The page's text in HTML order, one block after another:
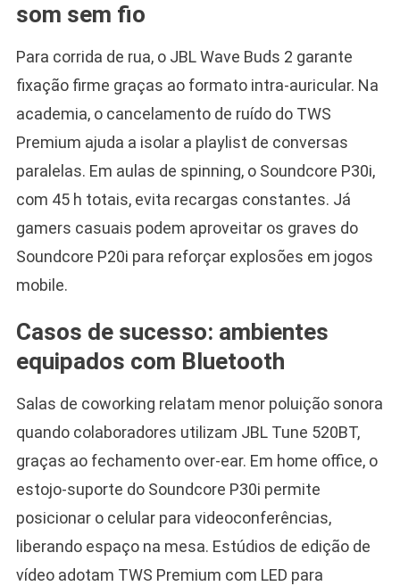
som sem fio
Para corrida de rua, o JBL Wave Buds 2 garante
fixação firme graças ao formato intra-auricular. Na
academia, o cancelamento de ruído do TWS
Premium ajuda a isolar a playlist de conversas
paralelas. Em aulas de spinning, o Soundcore P30i,
com 45 h totais, evita recargas constantes. Já
gamers casuais podem aproveitar os graves do
Soundcore P20i para reforçar explosões em jogos
mobile.
Casos de sucesso: ambientes
equipados com Bluetooth
Salas de coworking relatam menor poluição sonora
quando colaboradores utilizam JBL Tune 520BT,
graças ao fechamento over-ear. Em home office, o
estojo-suporte do Soundcore P30i permite
posicionar o celular para videoconferências,
liberando espaço na mesa. Estúdios de edição de
vídeo adotam TWS Premium com LED para